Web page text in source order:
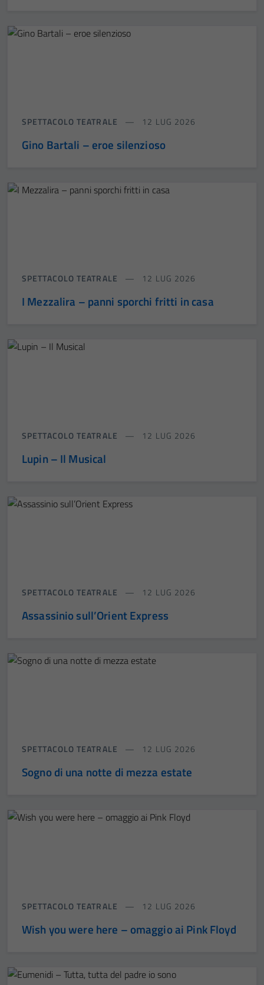
SPETTACOLO TEATRALE 12 LUG 2026
Gino Bartali – eroe silenzioso
SPETTACOLO TEATRALE 12 LUG 2026
I Mezzalira – panni sporchi fritti in casa
SPETTACOLO TEATRALE 12 LUG 2026
Lupin – Il Musical
SPETTACOLO TEATRALE 12 LUG 2026
Assassinio sull’Orient Express
SPETTACOLO TEATRALE 12 LUG 2026
Sogno di una notte di mezza estate
SPETTACOLO TEATRALE 12 LUG 2026
Wish you were here – omaggio ai Pink Floyd